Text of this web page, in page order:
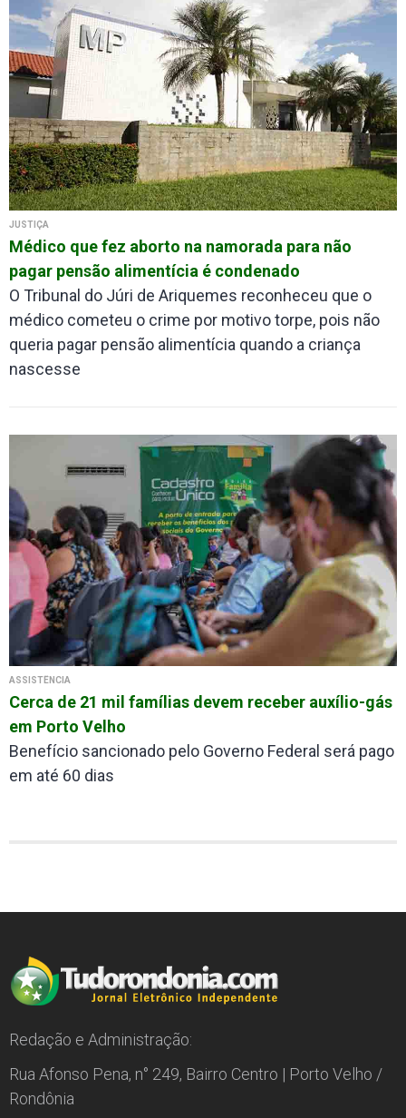
JUSTIÇA
Médico que fez aborto na namorada para não
pagar pensão alimentícia é condenado
O Tribunal do Júri de Ariquemes reconheceu que o
médico cometeu o crime por motivo torpe, pois não
queria pagar pensão alimentícia quando a criança
nascesse
ASSISTÊNCIA
Cerca de 21 mil famílias devem receber auxílio-gás
em Porto Velho
Benefício sancionado pelo Governo Federal será pago
em até 60 dias
Redação e Administração:
Rua Afonso Pena, n° 249, Bairro Centro | Porto Velho /
Rondônia